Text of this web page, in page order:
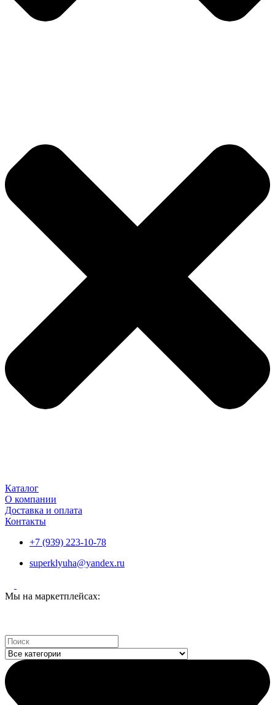
Каталог
О компании
Доставка и оплата
Контакты
+7 (939) 223-10-78
superklyuha@yandex.ru
Мы на маркетплейсах:
Search
...